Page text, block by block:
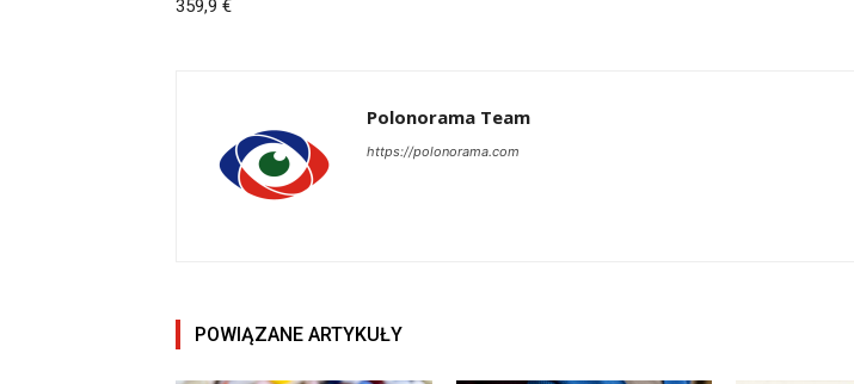
359,9 €
Polonorama Team
https://polonorama.com
POWIĄZANE ARTYKUŁY